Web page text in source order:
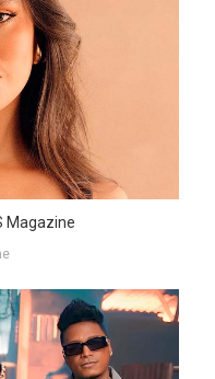
Magazine